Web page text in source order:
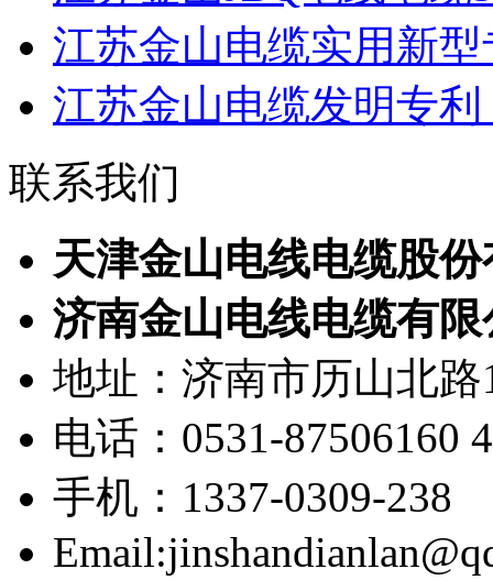
江苏金山电缆实用新
江苏金山电缆发明专
联系我们
天津金山电线电缆股
济南金山电线电缆有限
地址：济南市历山北路
电话：0531-87506160
手机：1337-0309-238